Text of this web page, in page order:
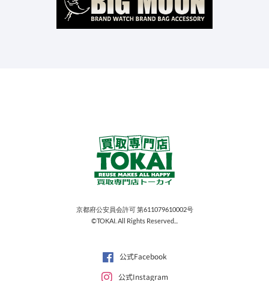
京都府公安員会許可 第611079610002号
©TOKAI. All Rights Reserved...
公式Facebook
公式Instagram